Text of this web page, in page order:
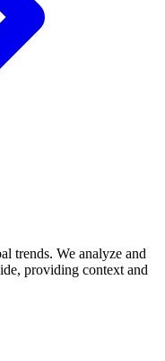
trends. We analyze and
providing context and